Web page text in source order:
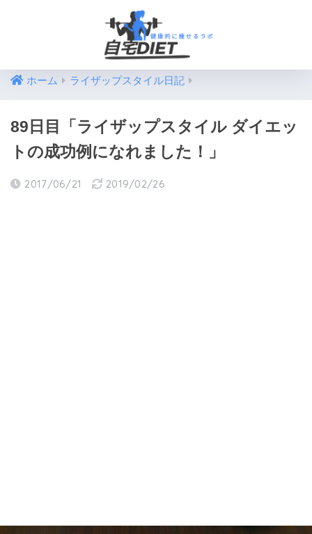
ホーム ライザップスタイル日記
89日目「ライザップスタイル ダイエッ
トの成功例になれました！」
2017/06/21 2019/02/26